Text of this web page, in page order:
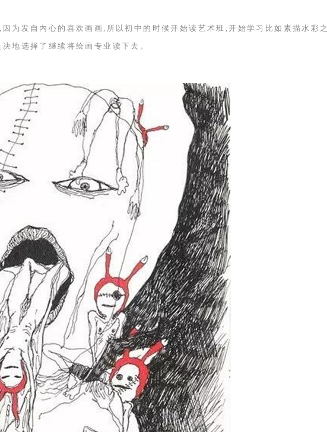
为发自内心的喜欢画画,所以初中的时候开始读艺术班,开始学习比如素描水彩之
地选择了继续将绘画专业读下去。